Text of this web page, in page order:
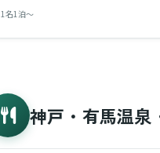
1名1泊〜
神戸・有馬温泉
56